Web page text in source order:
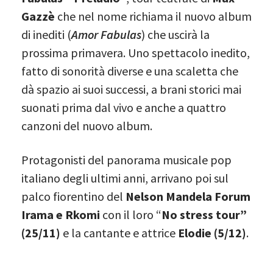
Gazzè che nel nome richiama il nuovo album
di inediti (Amor Fabulas) che uscirà la
prossima primavera. Uno spettacolo inedito,
fatto di sonorità diverse e una scaletta che
dà spazio ai suoi successi, a brani storici mai
suonati prima dal vivo e anche a quattro
canzoni del nuovo album.
Protagonisti del panorama musicale pop
italiano degli ultimi anni, arrivano poi sul
palco fiorentino del Nelson Mandela Forum
Irama e Rkomi con il loro “No stress tour”
(25/11) e la cantante e attrice Elodie (5/12).